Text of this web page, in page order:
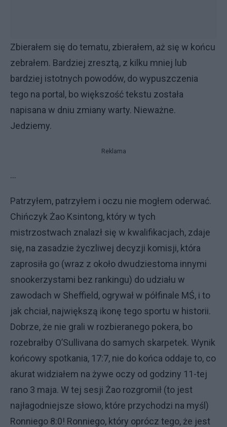
Zbierałem się do tematu, zbierałem, aż się w końcu
zebrałem. Bardziej zresztą, z kilku mniej lub
bardziej istotnych powodów, do wypuszczenia
tego na portal, bo większość tekstu została
napisana w dniu zmiany warty. Nieważne.
Jedziemy.
Reklama
…
Patrzyłem, patrzyłem i oczu nie mogłem oderwać.
Chińczyk Żao Ksintong, który w tych
mistrzostwach znalazł się w kwalifikacjach, zdaje
się, na zasadzie życzliwej decyzji komisji, która
zaprosiła go (wraz z około dwudziestoma innymi
snookerzystami bez rankingu) do udziału w
zawodach w Sheffield, ogrywał w półfinale MŚ, i to
jak chciał, największą ikonę tego sportu w historii.
Dobrze, że nie grali w rozbieranego pokera, bo
rozebrałby O’Sullivana do samych skarpetek. Wynik
końcowy spotkania, 17:7, nie do końca oddaje to, co
akurat widziałem na żywe oczy od godziny 11-tej
rano 3 maja. W tej sesji Żao rozgromił (to jest
najłagodniejsze słowo, które przychodzi na myśl)
Ronniego 8:0! Ronniego, który oprócz tego, że jest